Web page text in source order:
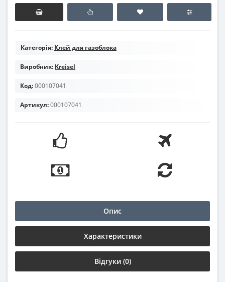
Категорія: Клей для газоблока
Виробник: Kreisel
Код:000107041
Артикул:000107041
Опис
Характеристики
Відгуки (0)